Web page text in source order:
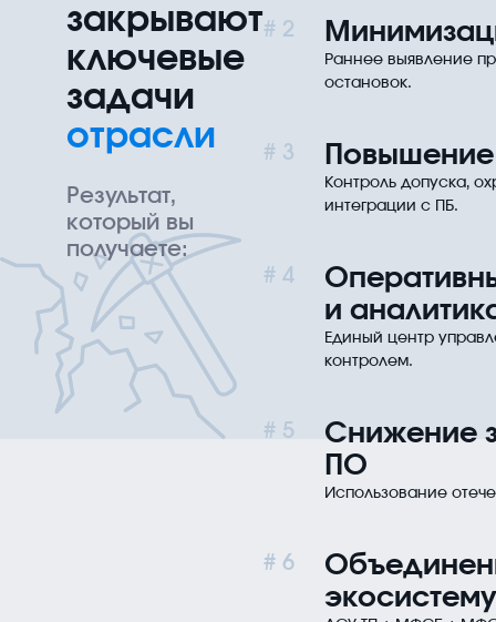
закрывают
ключевые
задачи
отрасли
Результат,
который вы
получаете:
2
Раннее выявление
остановок.
3
Контроль допуска,
интеграции с ПБ.
4
и
Единый центр
контролем.
5
Снижение
ПО
Использование
6
экосистему